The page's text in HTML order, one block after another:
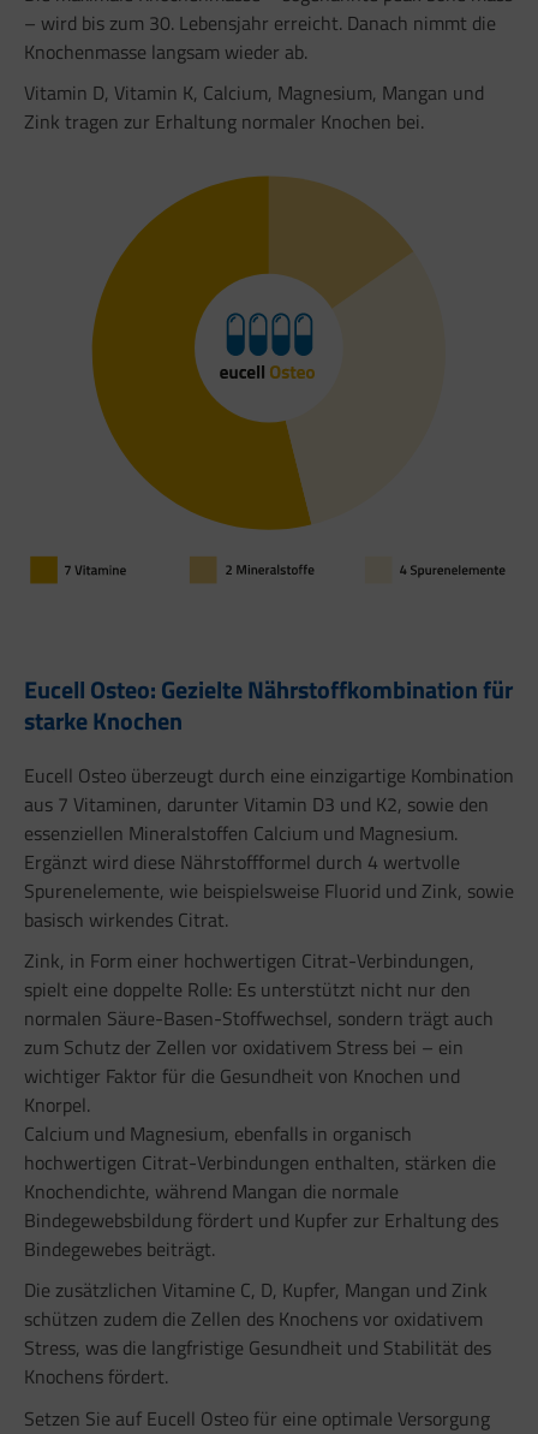
– wird bis zum 30. Lebensjahr erreicht. Danach nimmt die
Knochenmasse langsam wieder ab.
Vitamin D, Vitamin K, Calcium, Magnesium, Mangan und
Zink tragen zur Erhaltung normaler Knochen bei.
Eucell Osteo: Gezielte Nährstoffkombination für
starke Knochen
Eucell Osteo überzeugt durch eine einzigartige Kombination
aus 7 Vitaminen, darunter Vitamin D3 und K2, sowie den
essenziellen Mineralstoffen Calcium und Magnesium.
Ergänzt wird diese Nährstoffformel durch 4 wertvolle
Spurenelemente, wie beispielsweise Fluorid und Zink, sowie
basisch wirkendes Citrat.
Zink, in Form einer hochwertigen Citrat-Verbindungen,
spielt eine doppelte Rolle: Es unterstützt nicht nur den
normalen Säure-Basen-Stoffwechsel, sondern trägt auch
zum Schutz der Zellen vor oxidativem Stress bei – ein
wichtiger Faktor für die Gesundheit von Knochen und
Knorpel.
Calcium und Magnesium, ebenfalls in organisch
hochwertigen Citrat-Verbindungen enthalten, stärken die
Knochendichte, während Mangan die normale
Bindegewebsbildung fördert und Kupfer zur Erhaltung des
Bindegewebes beiträgt.
Die zusätzlichen Vitamine C, D, Kupfer, Mangan und Zink
schützen zudem die Zellen des Knochens vor oxidativem
Stress, was die langfristige Gesundheit und Stabilität des
Knochens fördert.
Setzen Sie auf Eucell Osteo für eine optimale Versorgung